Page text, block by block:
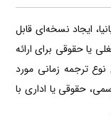
ایجاد نسخه‌ای قابل
یا حقوقی برای ارائه
نوع ترجمه زمانی مورد
حقوقی یا اداری با